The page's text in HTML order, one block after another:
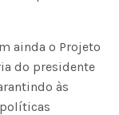
ainda o Projeto
do presidente
às